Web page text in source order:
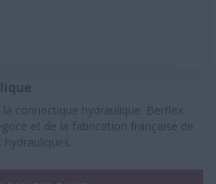
connectique hydraulique. Berflex
et de la fabrication française de